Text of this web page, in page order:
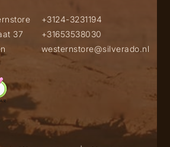
37
+3124-3231194
+31653538030
westernstore@silverado.nl